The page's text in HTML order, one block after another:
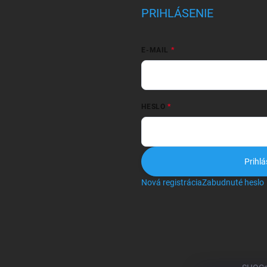
PRIHLÁSENIE
E-MAIL
HESLO
Nová registráciaZabudnuté heslo